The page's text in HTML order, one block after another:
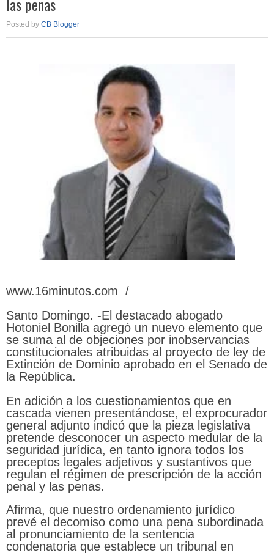
Posted by CB Blogger
www.16minutos.com /
Santo Domingo. -El destacado abogado
Hotoniel Bonilla agregó un nuevo elemento que
se suma al de objeciones por inobservancias
constitucionales atribuidas al proyecto de ley de
Extinción de Dominio aprobado en el Senado de
la República.
En adición a los cuestionamientos que en
cascada vienen presentándose, el exprocurador
general adjunto indicó que la pieza legislativa
pretende desconocer un aspecto medular de la
seguridad jurídica, en tanto ignora todos los
preceptos legales adjetivos y sustantivos que
regulan el régimen de prescripción de la acción
penal y las penas.
Afirma, que nuestro ordenamiento jurídico
prevé el decomiso como una pena subordinada
al pronunciamiento de la sentencia
condenatoria que establece un tribunal en